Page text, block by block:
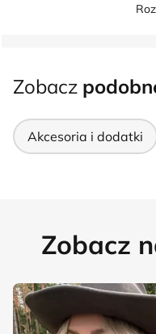
Zobacz
Akcesoria i dodatki
Zobacz